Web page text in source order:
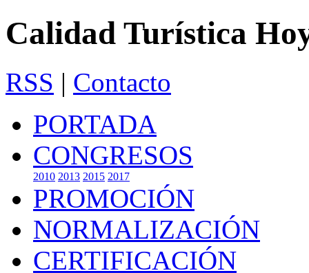
Calidad Turística
RSS | Contacto
PORTADA
CONGRESOS
2010 2013 2015 2017
PROMOCIÓN
NORMALIZACIÓN
CERTIFICACIÓN